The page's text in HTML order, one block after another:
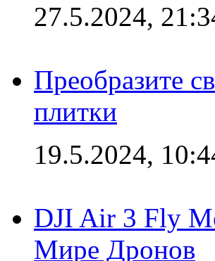
27.5.2024,
Преобразите
плитки
19.5.2024,
DJI Air 3 Fly
Мире Дронов